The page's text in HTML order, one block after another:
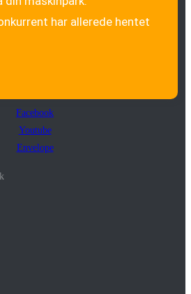
har allerede hentet
Facebook
Youtube
Envelope